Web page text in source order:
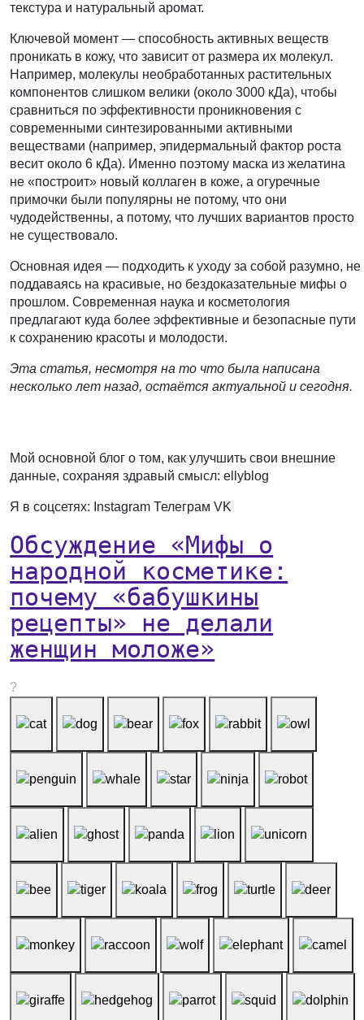
текстура и натуральный аромат.
Ключевой момент — способность активных веществ
проникать в кожу, что зависит от размера их молекул.
Например, молекулы необработанных растительных
компонентов слишком велики (около 3000 кДа), чтобы
сравниться по эффективности проникновения с
современными синтезированными активными
веществами (например, эпидермальный фактор роста
весит около 6 кДа). Именно поэтому маска из желатина
не «построит» новый коллаген в коже, а огуречные
примочки были популярны не потому, что они
чудодейственны, а потому, что лучших вариантов просто
не существовало.
Основная идея — подходить к уходу за собой разумно, не
поддаваясь на красивые, но бездоказательные мифы о
прошлом. Современная наука и косметология
предлагают куда более эффективные и безопасные пути
к сохранению красоты и молодости.
Эта статья, несмотря на то что была написана
несколько лет назад, остаётся актуальной и сегодня.
Мой основной блог о том, как улучшить свои внешние
данные, сохраняя здравый смысл: ellyblog
Я в соцсетях: Instagram Телеграм VK
Обсуждение «Мифы о
народной косметике:
почему «бабушкины
рецепты» не делали
женщин моложе»
?